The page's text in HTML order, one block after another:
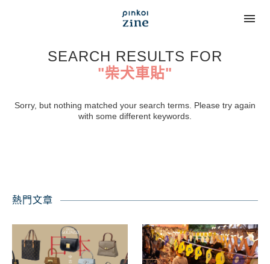
SEARCH RESULTS FOR
"柴犬車貼"
Sorry, but nothing matched your search terms. Please try again
with some different keywords.
熱門文章